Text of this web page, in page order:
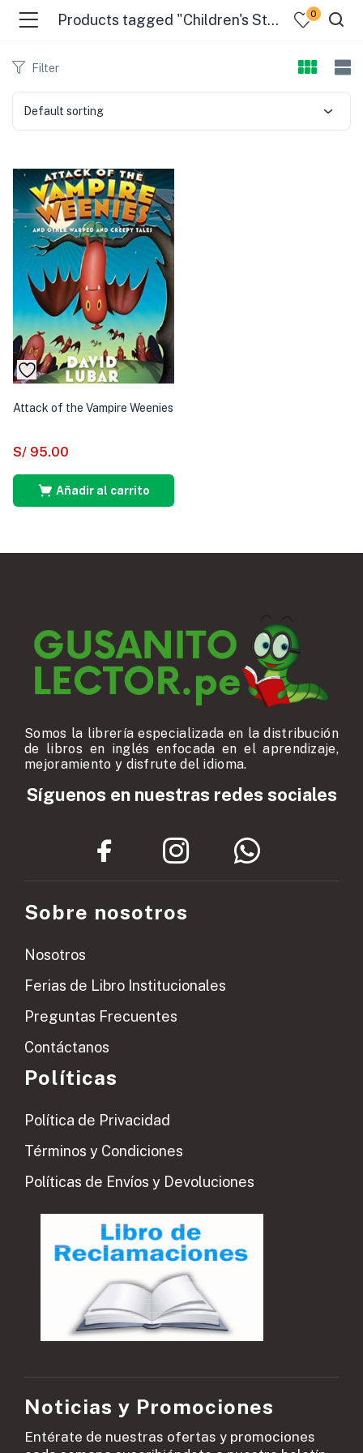
Products tagged "Children's Stories, American" 0
Filter
Default sorting
Attack of the Vampire Weenies
S/ 95.00
Añadir al carrito
Somos la librería especializada en la distribución
de libros en inglés enfocada en el aprendizaje,
mejoramiento y disfrute del idioma.
Síguenos en nuestras redes sociales
Sobre nosotros
Nosotros
Ferias de Libro Institucionales
Preguntas Frecuentes
Contáctanos
Políticas
Política de Privacidad
Términos y Condiciones
Políticas de Envíos y Devoluciones
Noticias y Promociones
Entérate de nuestras ofertas y promociones